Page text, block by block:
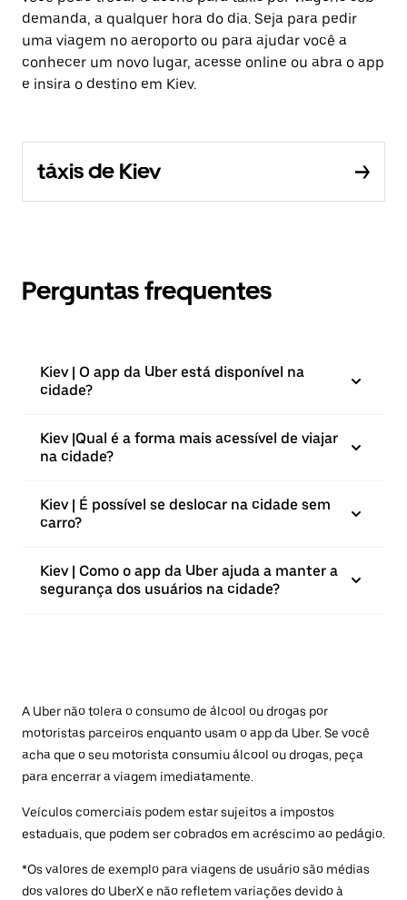
demanda, a qualquer hora do dia. Seja para pedir
uma viagem no aeroporto ou para ajudar você a
conhecer um novo lugar, acesse online ou abra o app
e insira o destino em Kiev.
táxis de Kiev
Perguntas frequentes
Kiev | O app da Uber está disponível na
cidade?
Kiev |⁠Qual é a forma mais acessível de viajar
na cidade?
Kiev | É possível se deslocar na cidade sem
carro?
Kiev | Como o app da Uber ajuda a manter a
segurança dos usuários na cidade?
A Uber não tolera o consumo de álcool ou drogas por
motoristas parceiros enquanto usam o app da Uber. Se você
acha que o seu motorista consumiu álcool ou drogas, peça
para encerrar a viagem imediatamente.
Veículos comerciais podem estar sujeitos a impostos
estaduais, que podem ser cobrados em acréscimo ao pedágio.
*Os valores de exemplo para viagens de usuário são médias
dos valores do UberX e não refletem variações devido à